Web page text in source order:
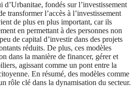
d’Urbanitae, fondés sur l’investissement
transformer l’accès à l’investissement
de plus en plus important, car ils
en permettant à des personnes non
de capital d’investir dans des projets
réduits. De plus, ces modèles
dans la manière de financer, gérer et
agissant comme un pont entre la
En résumé, des modèles comme
rôle clé dans la dynamisation du secteur.